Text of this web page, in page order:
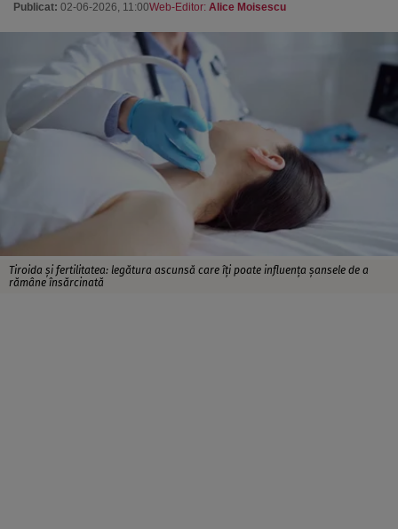
Publicat: 02-06-2026, 11:00Web-Editor: Alice Moisescu
Tiroida și fertilitatea: legătura ascunsă care îți poate influența șansele de a
rămâne însărcinată